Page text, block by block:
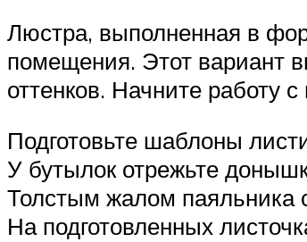
Люстра, выполненная в
помещения. Этот вариант
оттенков. Начните работу
Подготовьте шаблоны
У бутылок отрежьте
Толстым жалом паяльника
На подготовленных